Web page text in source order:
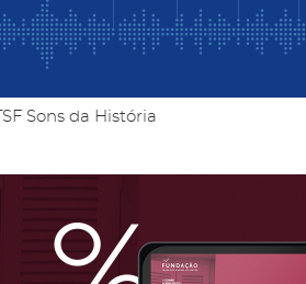
TSF Sons da História